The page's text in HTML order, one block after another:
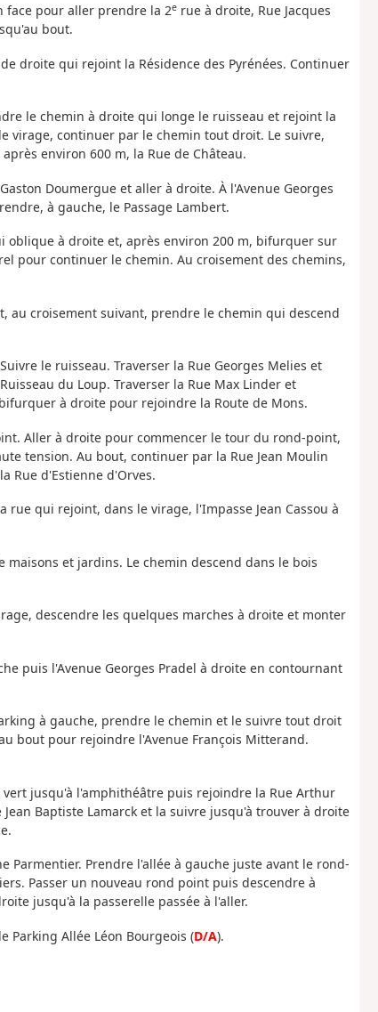
face pour aller prendre la 2erue à droite, Rue Jacques
bout.
droite qui rejoint la Résidence des Pyrénées. Continuer
le chemin à droite qui longe le ruisseau et rejoint la
virage, continuer par le chemin tout droit. Le suivre,
environ 600 m, la Rue de Château.
Doumergue et aller à droite. À l'Avenue Georges
à gauche, le Passage Lambert.
à droite et, après environ 200 m, bifurquer sur
pour continuer le chemin. Au croisement des chemins,
au croisement suivant, prendre le chemin qui descend
le ruisseau. Traverser la Rue Georges Melies et
du Loup. Traverser la Rue Max Linder et
à droite pour rejoindre la Route de Mons.
Aller à droite pour commencer le tour du rond-point,
tension. Au bout, continuer par la Rue Jean Moulin
Rue d'Estienne d'Orves.
qui rejoint, dans le virage, l'Impasse Jean Cassou à
et jardins. Le chemin descend dans le bois
descendre les quelques marches à droite et monter
puis l'Avenue Georges Pradel à droite en contournant
à gauche, prendre le chemin et le suivre tout droit
bout pour rejoindre l'Avenue François Mitterand.
jusqu'à l'amphithéâtre puis rejoindre la Rue Arthur
Baptiste Lamarck et la suivre jusqu'à trouver à droite
Parmentier. Prendre l'allée à gauche juste avant le rond-
Passer un nouveau rond point puis descendre à
jusqu'à la passerelle passée à l'aller.
Parking Allée Léon Bourgeois (D/A).